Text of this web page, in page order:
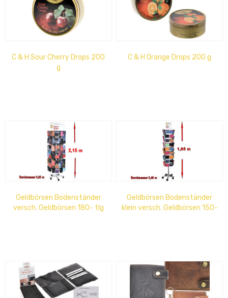
C & H Sour Cherry Drops 200
g
C & H Orange Drops 200 g
Geldbörsen Bodenständer
versch. Geldbörsen 180- tlg
Geldbörsen Bodenständer
klein versch. Geldbörsen 150-